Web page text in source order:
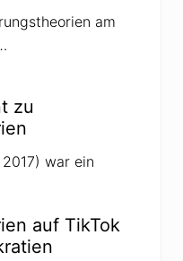
am
zu
war ein
auf TikTok